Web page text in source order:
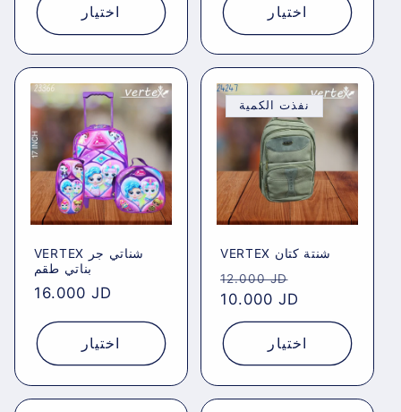
اختيار اختيار
VERTEX شناتي جر
بناتي طقم
Regular
16.000 JD
اختيار
نفذت الكمية
VERTEX شنتة كتان
Regular
price
12.000 JD
10.000 JD
اختيار